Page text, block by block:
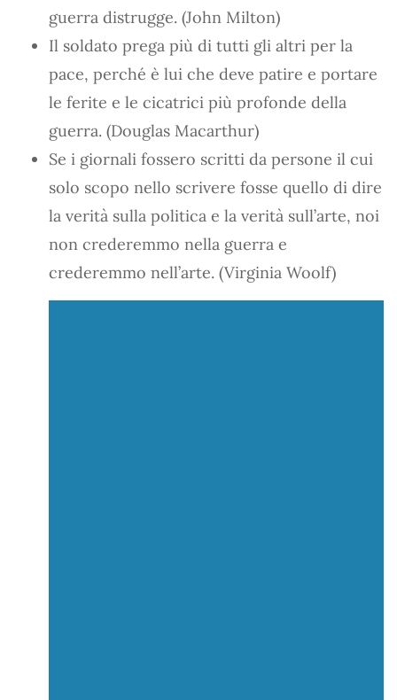
guerra distrugge. (John Milton)
Il soldato prega più di tutti gli altri per la
pace, perché è lui che deve patire e portare
le ferite e le cicatrici più profonde della
guerra. (Douglas Macarthur)
Se i giornali fossero scritti da persone il cui
solo scopo nello scrivere fosse quello di dire
la verità sulla politica e la verità sull’arte, noi
non crederemmo nella guerra e
crederemmo nell’arte. (Virginia Woolf)